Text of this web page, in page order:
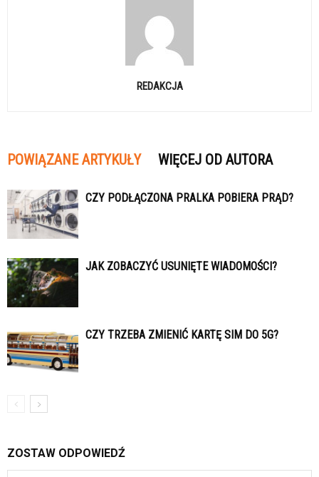
REDAKCJA
POWIĄZANE ARTYKUŁY WIĘCEJ OD AUTORA
CZY PODŁĄCZONA PRALKA POBIERA PRĄD?
JAK ZOBACZYĆ USUNIĘTE WIADOMOŚCI?
CZY TRZEBA ZMIENIĆ KARTĘ SIM DO 5G?
ZOSTAW ODPOWIEDŹ